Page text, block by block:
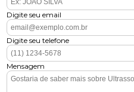
Digite seu email
Digite seu telefone
Mensagem